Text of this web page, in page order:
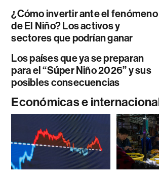
¿Cómo invertir ante el fenómeno
de El Niño? Los activos y
sectores que podrían ganar
Los países que ya se preparan
para el “Súper Niño 2026” y sus
posibles consecuencias
Económicas e